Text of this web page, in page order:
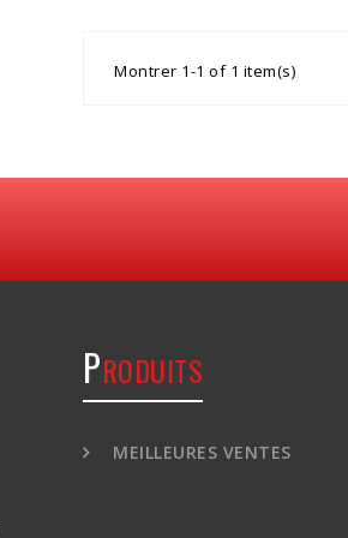
Montrer 1-1 of 1 item(s)
PRODUITS
MEILLEURES VENTES